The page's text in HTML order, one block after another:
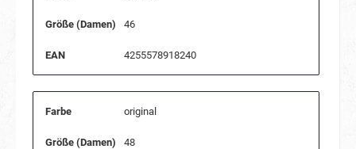
Größe (Damen) 46
EAN 4255578918240
Farbe original
Größe (Damen) 48